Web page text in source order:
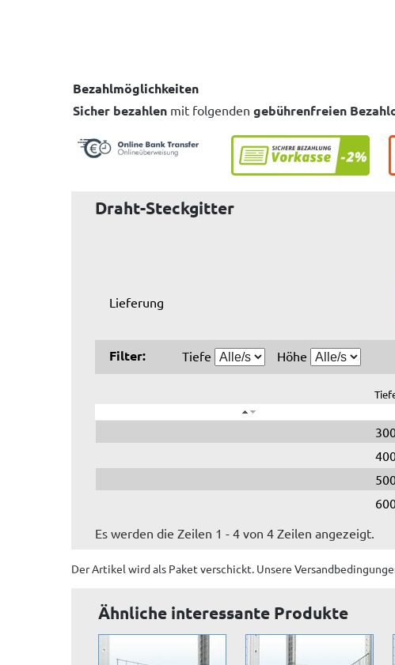
Bezahlmöglichkeiten
Sicher bezahlen mit folgenden gebührenfreien
Draht-Steckgitter
Lieferung
Filter: Tiefe Höhe
Es werden die Zeilen 1 - 4 von 4 Zeilen angezeigt.
Der Artikel wirdals Paket verschickt. Unsere
Ähnliche interessante Produkte